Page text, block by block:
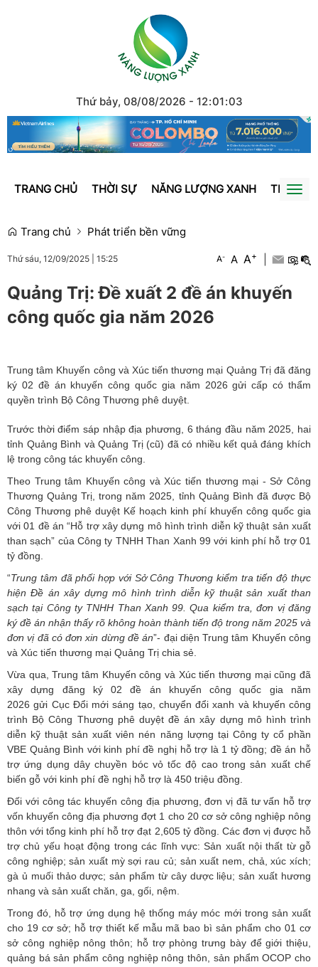
Thứ bảy, 08/08/2026 - 12:01:03
TRANG CHỦ THỜI SỰ NĂNG LƯỢNG XANH TRÁI
Trang chủ
Phát triển bền vững
Thứ sáu, 12/09/2025 15:25 A- A A+
Quảng Trị: Đề xuất 2 đề án khuyến
công quốc gia năm 2026
Trung tâm Khuyến công và Xúc tiến thương mại Quảng Trị đã đăng
ký 02 đề án khuyến công quốc gia năm 2026 gửi cấp có thẩm
quyền trình Bộ Công Thương phê duyệt.
Trước thời điểm sáp nhập địa phương, 6 tháng đầu năm 2025, hai
tỉnh Quảng Bình và Quảng Trị (cũ) đã có nhiều kết quả đáng khích
lệ trong công tác khuyến công.
Theo Trung tâm Khuyến công và Xúc tiến thương mại - Sở Công
Thương Quảng Trị, trong năm 2025, tỉnh Quảng Bình đã được Bộ
Công Thương phê duyệt Kế hoạch kinh phí khuyến công quốc gia
với 01 đề án “Hỗ trợ xây dựng mô hình trình diễn kỹ thuật sản xuất
than sạch” của Công ty TNHH Than Xanh 99 với kinh phí hỗ trợ 01
tỷ đồng.
“Trung tâm đã phối hợp với Sở Công Thương kiểm tra tiến độ thực
hiện Đề án xây dựng mô hình trình diễn kỹ thuật sản xuất than
sạch tại Công ty TNHH Than Xanh 99. Qua kiểm tra, đơn vị đăng
ký đề án nhận thấy rõ không hoàn thành tiến độ trong năm 2025 và
đơn vị đã có đơn xin dừng đềán”- đại diện Trung tâm Khuyến công
và Xúc tiến thương mại Quảng Trị chia sẻ.
Vừa qua,Trung tâm Khuyến công và Xúc tiến thương mại cũng đã
xây dựng đăng ký 02 đề án khuyến công quốc gia năm
2026gửi Cục Đổi mới sáng tạo, chuyển đổi xanh và khuyến công
trình Bộ Công Thương phê duyệt đề ánxây dựng mô hình trình
diễn kỹ thuật sản xuất viên nén năng lượng tại Công ty cổ phần
VBE Quảng Bình với kinh phí đề nghị hỗ trợ là 1 tỷ đồng; đề án hỗ
trợ ứng dụng dây chuyền bóc vỏ tốc độ cao trong sản xuất chế
biến gỗ với kinh phí đề nghị hỗ trợ là 450 triệu đồng.
Đối với công tác khuyến công địa phương , đơn vị đã tưvấn hỗ trợ
vốn khuyến công địa phương đợt 1 cho 20 cơ sở công nghiệp nông
thôn với tổng kinh phí hỗ trợ đạt 2,605 tỷ đồng. Các đơn vị được hỗ
trợ chủ yếu hoạt động trong các lĩnh vực: Sản xuất nội thất từ gỗ
công nghiệp; sản xuất mỳ sợi rau củ; sản xuất nem, chả, xúc xích;
gà ủ muối thảo dược; sản phẩm từ cây dược liệu; sản xuất hương
nhang và sản xuất chăn, ga, gối, nệm.
Trong đó , hỗ trợ ứng dụng hệ thống máy móc mới trong sản xuất
cho 19 cơ sở; hỗ trợ thiết kế mẫu mã bao bì sản phẩm cho 01 cơ
sở công nghiệp nông thôn; hỗ trợ phòng trưng bày để giới thiệu,
quảng bá sản phẩm công nghiệp nông thôn, sản phẩm OCOP cho